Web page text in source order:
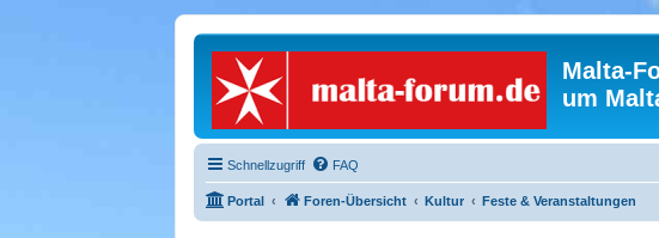
Malta-
um
Schnellzugriff FAQ
Portal Foren-Übersicht Kultur Feste & Veranstaltungen